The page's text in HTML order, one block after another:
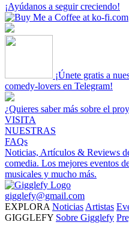
¡Ayúdanos a seguir creciendo!
¡Únete gratis a
comedy-lovers en Telegram!
¿Quieres saber más sobre el
VISITA
NUESTRAS
FAQs
Noticias, Artículos & Reviews
comedia. Los mejores eventos
musicales y mucho más.
gigglefy@gmail.com
EXPLORA Noticias Artistas
GIGGLEFY Sobre Gigglefy